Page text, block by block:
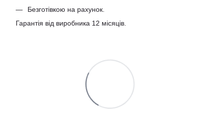
Безготівкою на рахунок.
Гарантія від виробника 12 місяців.